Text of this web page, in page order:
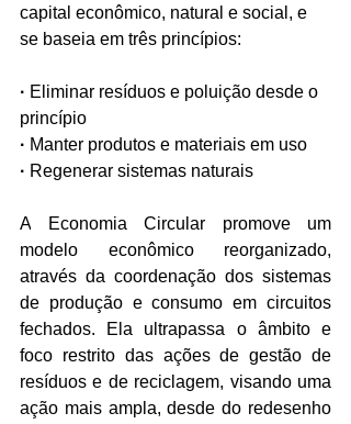
capital econômico, natural e social, e
se baseia em três princípios:
· Eliminar resíduos e poluição desde o
princípio
· Manter produtos e materiais em uso
· Regenerar sistemas naturais
A Economia Circular promove um
modelo econômico reorganizado,
através da coordenação dos sistemas
de produção e consumo em circuitos
fechados. Ela ultrapassa o âmbito e
foco restrito das ações de gestão de
resíduos e de reciclagem, visando uma
ação mais ampla, desde do redesenho